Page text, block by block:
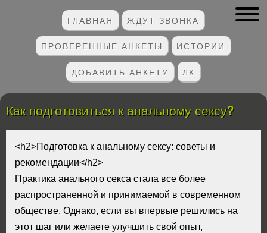
ГЛАВНАЯ ЖДУТ ЗВОНКА
ПРОВЕРЕННЫЕ АНКЕТЫ ИСТОРИИ
ДОБАВИТЬ АНКЕТУ ЛК
Как подготовиться к анальному сексу?
<h2>Подготовка к анальному сексу: советы и
рекомендации</h2>
Практика анального секса стала все более
распространенной и принимаемой в современном
обществе. Однако, если вы впервые решились на
этот шаг или желаете улучшить свой опыт,